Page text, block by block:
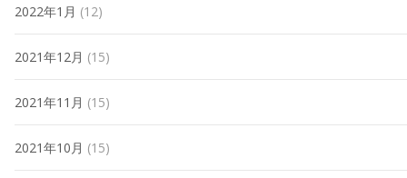
2022年1月 (12)
2021年12月 (15)
2021年11月 (15)
2021年10月 (15)